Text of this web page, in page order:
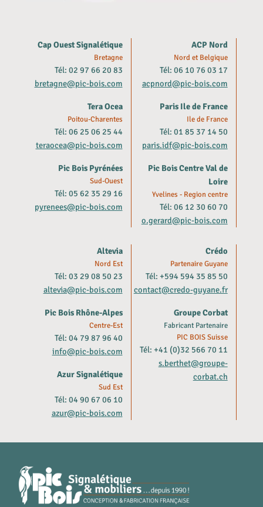
Cap Ouest Signalétique
Bretagne
Tél: 02 97 66 20 83
bretagne@pic-bois.com
Tera Ocea
Poitou-Charentes
Tél: 06 25 06 25 44
teraocea@pic-bois.com
Pic Bois Pyrénées
Sud-Ouest
Tél: 05 62 35 29 16
pyrenees@pic-bois.com
ACP Nord
Nord et Belgique
Tél: 06 10 76 03 17
acpnord@pic-bois.com
Paris Ile de France
Ile de France
Tél: 01 85 37 14 50
paris.idf@pic-bois.com
Pic Bois Centre Val de
Loire
Yvelines - Region centre
Tél: 06 12 30 60 70
o.gerard@pic-bois.com
Altevia
Nord Est
Tél: 03 29 08 50 23
altevia@pic-bois.com
Pic Bois Rhône-Alpes
Centre-Est
Tél: 04 79 87 96 40
info@pic-bois.com
Azur Signalétique
Sud Est
Tél: 04 90 67 06 10
azur@pic-bois.com
Crédo
Partenaire Guyane
Tél: +594 594 35 85 50
contact@credo-guyane.fr
Groupe Corbat
Fabricant Partenaire
PIC BOIS Suisse
Tél: +41 (0)32 566 70 11
s.berthet@groupe-
corbat.ch